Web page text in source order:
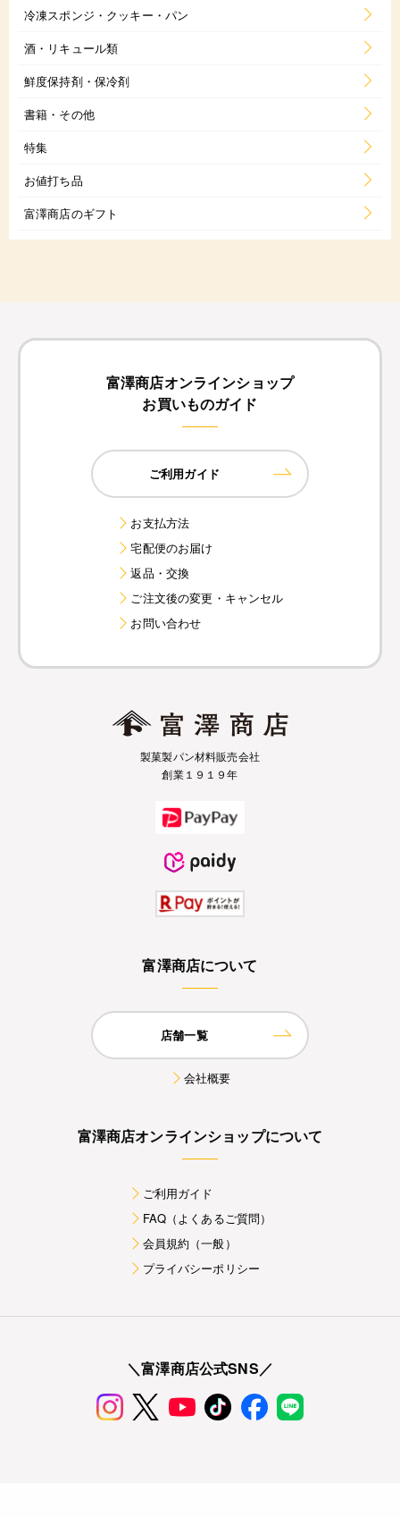
冷凍スポンジ・クッキー・パン
酒・リキュール類
鮮度保持剤・保冷剤
書籍・その他
特集
お値打ち品
富澤商店のギフト
富澤商店オンラインショップ
お買いものガイド
ご利用ガイド
お支払方法
宅配便のお届け
返品・交換
ご注文後の変更・キャンセル
お問い合わせ
製菓製パン材料販売会社
創業１９１９年
富澤商店について
店舗一覧
会社概要
富澤商店オンラインショップについて
ご利用ガイド
FAQ（よくあるご質問）
会員規約（一般）
プライバシーポリシー
＼富澤商店公式SNS／